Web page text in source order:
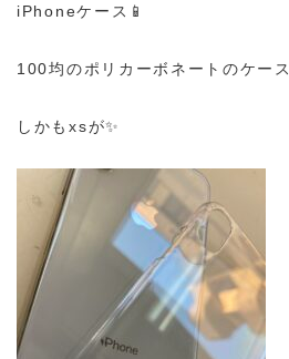
iPhoneケース📱
100均のポリカーボネートのケース
しかもxsが✨